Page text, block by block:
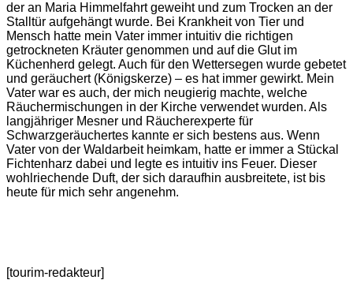
der an Maria Himmelfahrt geweiht und zum Trocken an der
Stalltür aufgehängt wurde. Bei Krankheit von Tier und
Mensch hatte mein Vater immer intuitiv die richtigen
getrockneten Kräuter genommen und auf die Glut im
Küchenherd gelegt. Auch für den Wettersegen wurde gebetet
und geräuchert (Königskerze) ‒ es hat immer gewirkt. Mein
Vater war es auch, der mich neugierig machte, welche
Räuchermischungen in der Kirche verwendet wurden. Als
langjähriger Mesner und Räucherexperte für
Schwarzgeräuchertes kannte er sich bestens aus. Wenn
Vater von der Waldarbeit heimkam, hatte er immer a Stückal
Fichtenharz dabei und legte es intuitiv ins Feuer. Dieser
wohlriechende Duft, der sich daraufhin ausbreitete, ist bis
heute für mich sehr angenehm.
[tourim-redakteur]